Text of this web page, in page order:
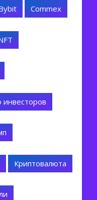
Commex
инвесторов
Криптовалюта